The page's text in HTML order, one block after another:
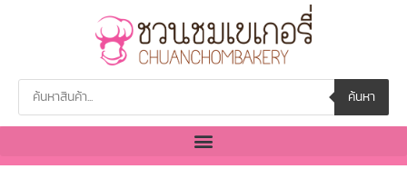
ค้นหา